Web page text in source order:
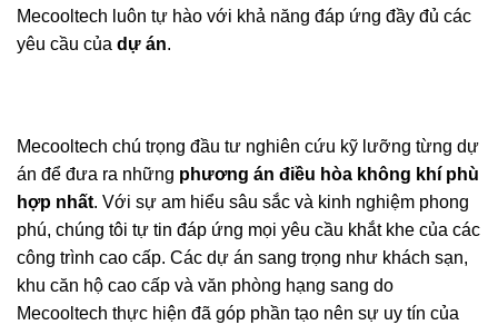
Mecooltech luôn tự hào với khả năng đáp ứng đầy đủ các
yêu cầu của dự án.
Mecooltech chú trọng đầu tư nghiên cứu kỹ lưỡng từng dự
án để đưa ra những phương án điều hòa không khí phù
hợp nhất. Với sự am hiểu sâu sắc và kinh nghiệm phong
phú, chúng tôi tự tin đáp ứng mọi yêu cầu khắt khe của các
công trình cao cấp. Các dự án sang trọng như khách sạn,
khu căn hộ cao cấp và văn phòng hạng sang do
Mecooltech thực hiện đã góp phần tạo nên sự uy tín của